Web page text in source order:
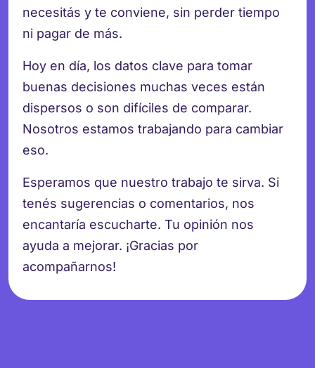
necesitás y te conviene, sin perder tiempo
ni pagar de más.
Hoy en día, los datos clave para tomar
buenas decisiones muchas veces están
dispersos o son difíciles de comparar.
Nosotros estamos trabajando para cambiar
eso.
Esperamos que nuestro trabajo te sirva. Si
tenés sugerencias o comentarios, nos
encantaría escucharte. Tu opinión nos
ayuda a mejorar. ¡Gracias por
acompañarnos!